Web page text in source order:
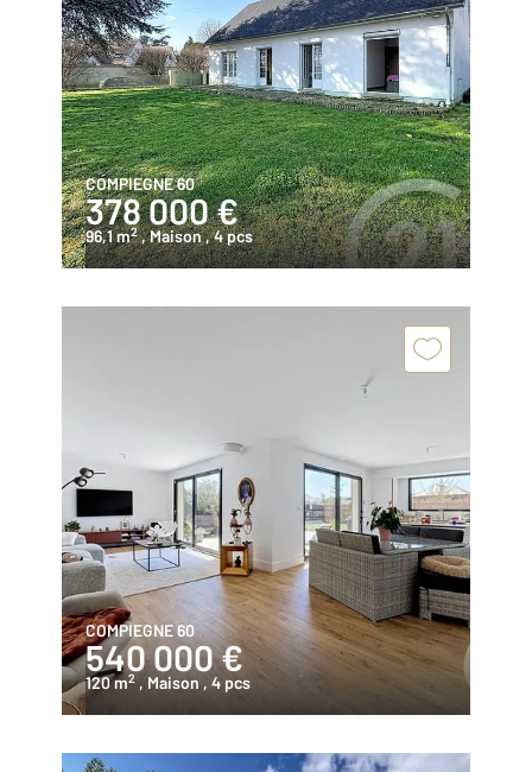
COMPIEGNE 60
378 000 €
96,1 m2 , Maison, 4 pcs
COMPIEGNE 60
540 000 €
120 m2 , Maison , 4 pcs